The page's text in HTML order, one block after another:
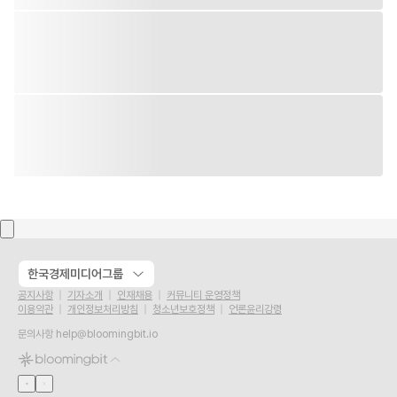
한국경제미디어그룹
공지사항 기자소개 인재채용
커뮤니티 운영정책
이용약관
개인정보처리방침 청소년보호정책
언론윤리강령
문의사항 help@bloomingbit.io